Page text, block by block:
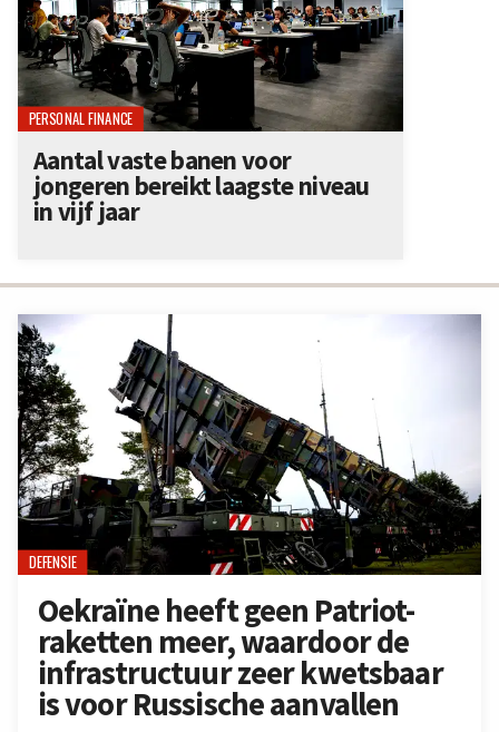
DEFENSIE
Oekraïne heeft geen Patriot-
raketten meer, waardoor de
infrastructuur zeer kwetsbaar
is voor Russische aanvallen
PERSONAL FINANCE
Aantal vaste banen voor
jongeren bereikt laagste niveau
in vijf jaar